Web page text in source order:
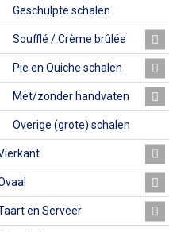
Geschulpte schalen
Soufflé / Crème brûlée
Pie en Quiche schalen
Met/zonder handvaten
Overige (grote) schalen
en Serveer